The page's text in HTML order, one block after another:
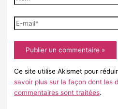
E-
mail*
Ce site utilise Akismet pour
savoir plus sur la façon dont les
commentaires sont traitées.